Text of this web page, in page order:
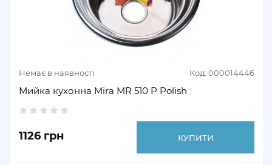
Немає в наявності Код: 000014446
Мийка кухонна Mira MR 510 P Polish
1126 грн КУПИТИ